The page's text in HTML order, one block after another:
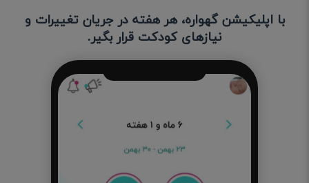
با اپلیکیشن گهواره، هر هفته در جریان تغییرات و
نیازهای کودکت قرار بگیر.